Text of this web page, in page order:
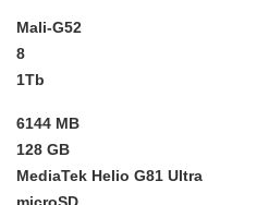
Mali-G52
8
1Tb
6144 MB
128 GB
MediaTek Helio G81 Ultra